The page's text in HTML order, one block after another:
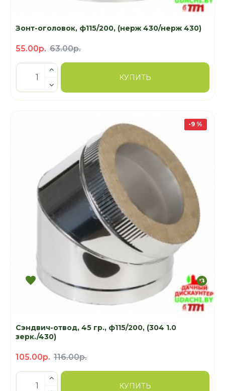
Зонт-оголовок, ф115/200, (нерж 430/нерж 430)
55.00р. 63.00р.
КУПИТЬ
-9 %
Сэндвич-отвод, 45 гр., ф115/200, (304 1.0
зерк./430)
105.00р. 116.00р.
КУПИТЬ